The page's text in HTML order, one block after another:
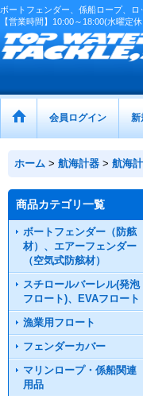
ボートフェンダー、係船ロープ、
【営業時間】10:00～18:00(水曜定
会員ログイン 新
ホーム > 航海計器 > 航海
商品カテゴリ一覧
ボートフェンダー（防舷
材）、エアーフェンダー
（空気式防舷材）
スチロールバーレル(発泡
フロート)、EVAフロート
漁業用フロート
フェンダーカバー
マリンロープ・係船関連
用品